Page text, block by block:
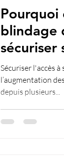
blindage
sécuriser
Sécuriser l'accès
l’augmentation
depuis plusieurs...